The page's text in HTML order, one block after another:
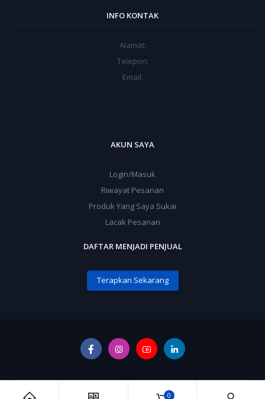
INFO KONTAK
Alamat:
Telepon:
Email:
AKUN SAYA
Login/Masuk
Riwayat Pesanan
Produk Yang Saya Sukai
Lacak Pesanan
DAFTAR MENJADI PENJUAL
Terapkan Sekarang
0